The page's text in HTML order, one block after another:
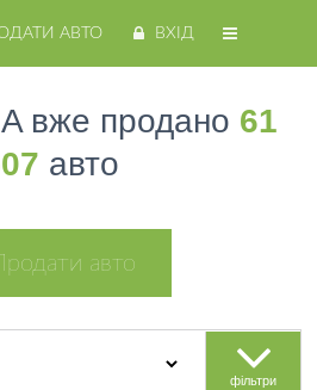
АВТО ВХІД
вже продано 61
авто
Продати авто
фільтри